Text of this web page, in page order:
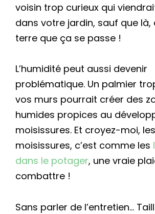
voisin trop curieux qui
dans votre jardin, sauf que là,
terre que ça se passe !
L’humidité peut aussi devenir
problématique. Un palmier
vos murs pourrait créer des
humides propices au
moisissures. Et croyez-moi, les
moisissures, c’est comme les
dans le potager, une vraie
combattre !
Sans parler de l’entretien…